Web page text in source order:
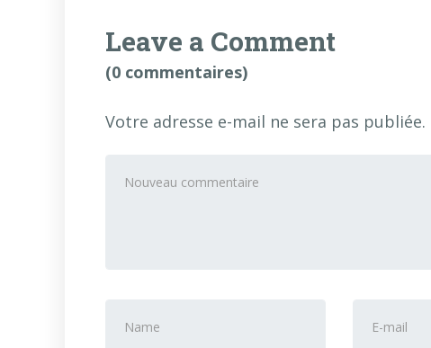
Leave a Comment
(0 commentaires)
Votre adresse e-mail ne sera pas publiée.
commentaire*